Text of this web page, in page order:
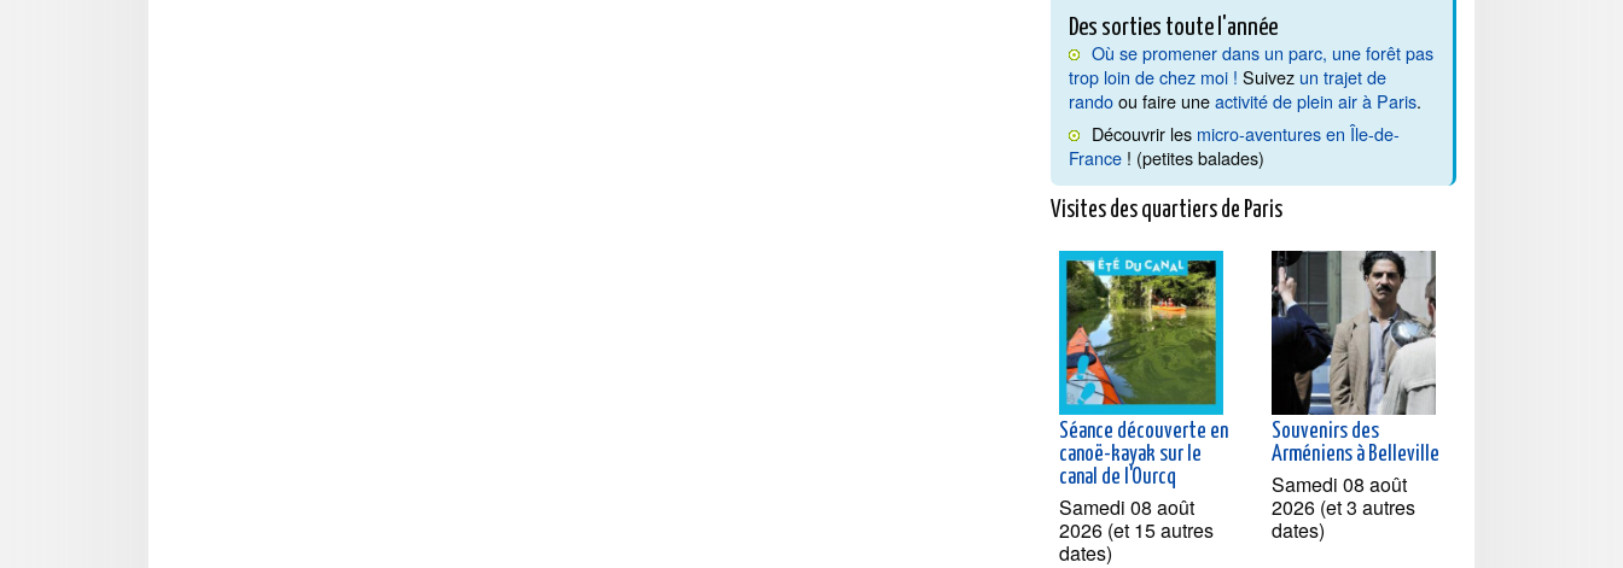
Des sorties toute l'année
Où se promener dans un parc, une forêt pas
trop loin de chez moi ! Suivez un trajet de
randoou faire uneactivité de plein air à Paris.
Découvrir les micro-aventures en Île-de-
France ! (petites balades)
Visites des quartiers de Paris
Séance découverte en
canoë-kayak sur le
canal de l'Ourcq
Samedi 08 août
2026 (et 15 autres
dates)
Souvenirs des
Arméniens à Belleville
Samedi 08 août
2026 (et 3 autres
dates)